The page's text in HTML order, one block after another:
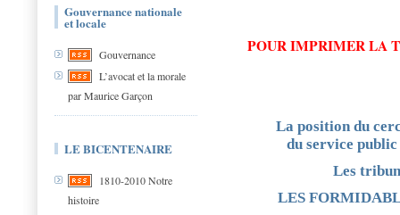
Gouvernance nationale
et locale
Gouvernance
L’avocat et la morale
par Maurice Garçon
LE BICENTENAIRE
1810-2010 Notre
histoire
POUR IMPRIMER LA
La position du
du service
Les
LES